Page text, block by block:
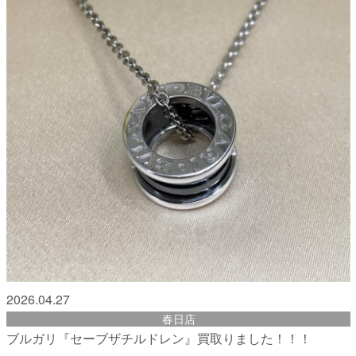
2026.04.27
春日店
ブルガリ『セーブザチルドレン』買取りました！！！